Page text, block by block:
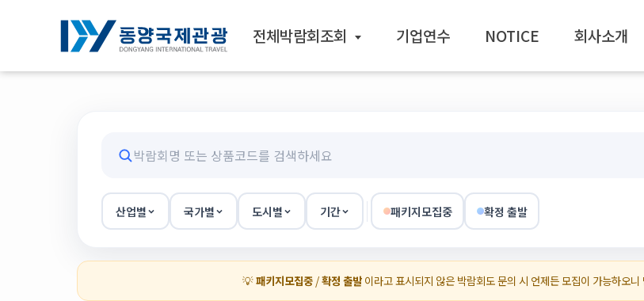
전체박람회조회 기업연수 NOTICE 회사소개
산업별 국가별 도시별 기간 패키지모집중 확정 출발
💡패키지모집중/확정 출발이라고 표시되지 않은 박람회도 문의 시 언제든 모집이 가능하오